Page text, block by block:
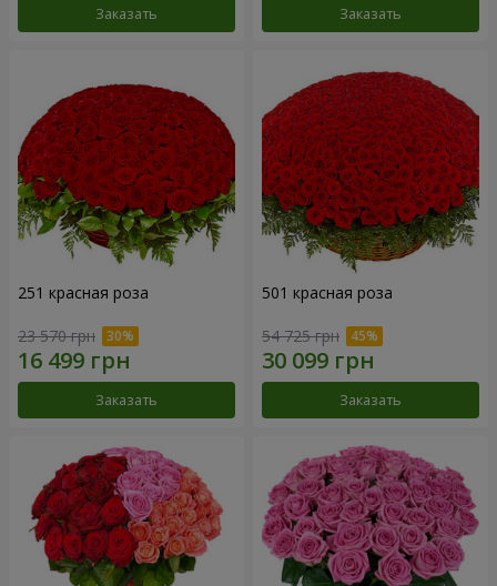
Заказать Заказать
251 красная роза
23 570 грн
Заказать
501 красная роза
54 725 грн
Заказать